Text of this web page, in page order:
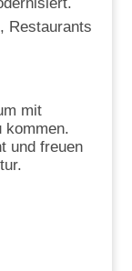
Restaurants
mit
kommen.
und freuen